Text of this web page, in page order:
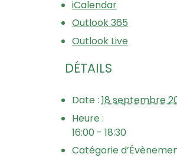
iCalendar
Outlook 365
Outlook Live
DÉTAILS
Date : 18 septembre
Heure :
16:00 - 18:30
Catégorie